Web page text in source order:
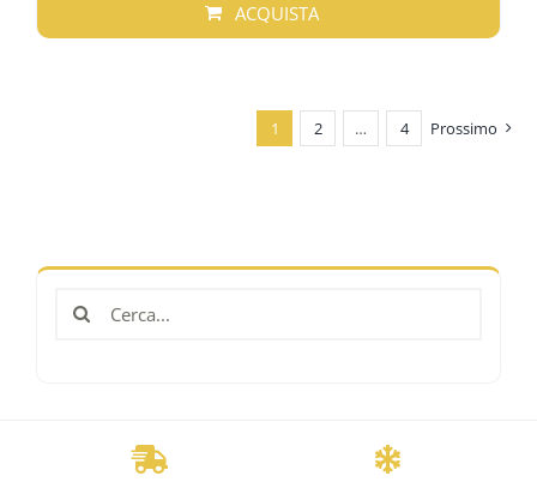
ACQUISTA
1 2 … 4 Prossimo
Cerca
per: